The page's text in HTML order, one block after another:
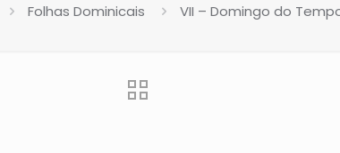
Folhas Dominicais VII – Domingo do